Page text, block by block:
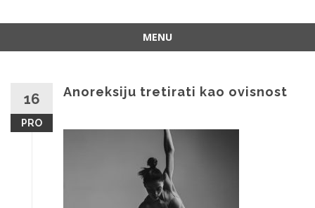
MENU
16
PRO
Anoreksiju tretirati kao ovisnost